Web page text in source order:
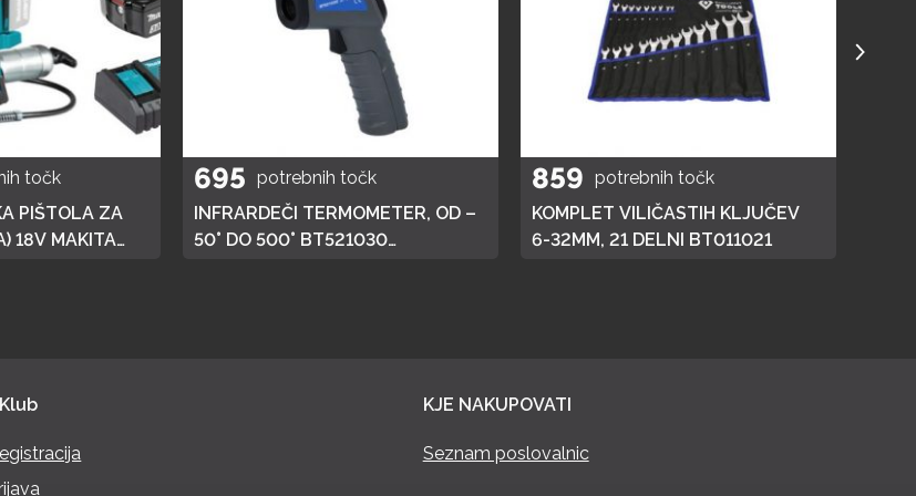
točk
PIŠTOLA ZA
18V MAKITA
695 potrebnih točk
INFRARDEČI TERMOMETER, OD –
50° DO 500° BT521030
859 potrebnih točk
KOMPLET VILIČASTIH KLJUČEV
6-32MM, 21 DELNI BT011021
KJE NAKUPOVATI
Seznam poslovalnic